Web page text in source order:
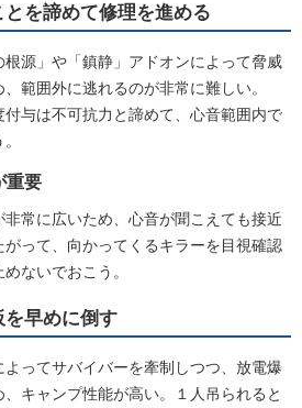
を諦めて修理を進める
源」や「鎮静」アドオンによって脅威
範囲外に逃れるのが非常に難しい。
付与は不可抗力と諦めて、心音範囲内で
重要
常に広いため、心音が聞こえても接近
がって、向かってくるキラーを目視確認
ないでおこう。
を早めに倒す
ってサバイバーを牽制しつつ、放電爆
キャンプ性能が高い。１人吊られると